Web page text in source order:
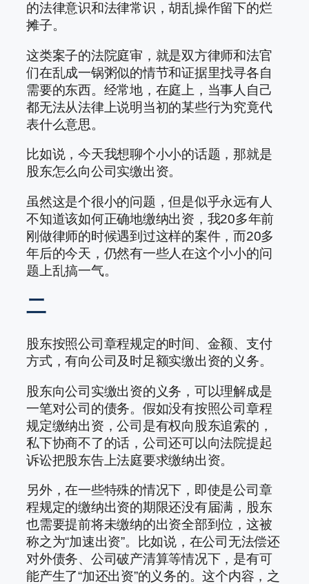
的法律意识和法律常识，胡乱操作留下的烂
摊子。
这类案子的法院庭审，就是双方律师和法官
们在乱成一锅粥似的情节和证据里找寻各自
需要的东西。经常地，在庭上，当事人自己
都无法从法律上说明当初的某些行为究竟代
表什么意思。
比如说，今天我想聊个小小的话题，那就是
股东怎么向公司实缴出资。
虽然这是个很小的问题，但是似乎永远有人
不知道该如何正确地缴纳出资，我20多年前
刚做律师的时候遇到过这样的案件，而20多
年后的今天，仍然有一些人在这个小小的问
题上乱搞一气。
二
股东按照公司章程规定的时间、金额、支付
方式，有向公司及时足额实缴出资的义务。
股东向公司实缴出资的义务，可以理解成是
一笔对公司的债务。假如没有按照公司章程
规定缴纳出资，公司是有权向股东追索的，
私下协商不了的话，公司还可以向法院提起
诉讼把股东告上法庭要求缴纳出资。
另外，在一些特殊的情况下，即使是公司章
程规定的缴纳出资的期限还没有届满，股东
也需要提前将未缴纳的出资全部到位，这被
称之为“加速出资”。比如说，在公司无法偿还
对外债务、公司破产清算等情况下，是有可
能产生了“加还出资”的义务的。这个内容，之